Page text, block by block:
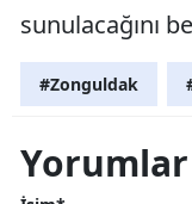
sunulacağını
#Zonguldak
Yorumlar